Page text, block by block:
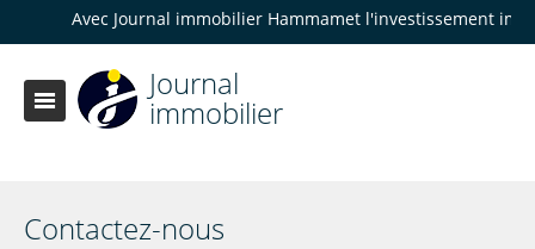
Avec Journal immobilier Hammamet l'investissement
Journal
immobilier
Contactez-nous